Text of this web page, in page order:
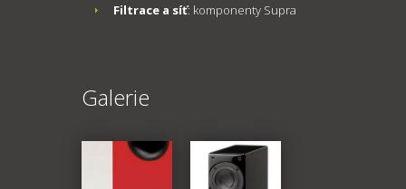
Filtrace a síť: komponenty Supra
Galerie